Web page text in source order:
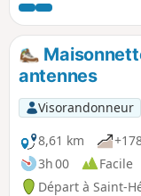
antennes
Visorandonneur
8,61 km
3h 00
Facile
Départ à Saint-